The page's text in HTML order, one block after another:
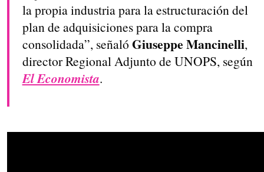
la propia industria para la estructuración del
plan de adquisiciones para la compra
consolidada”, señaló Giuseppe Mancinelli,
director Regional Adjunto de UNOPS, según
El Economista.